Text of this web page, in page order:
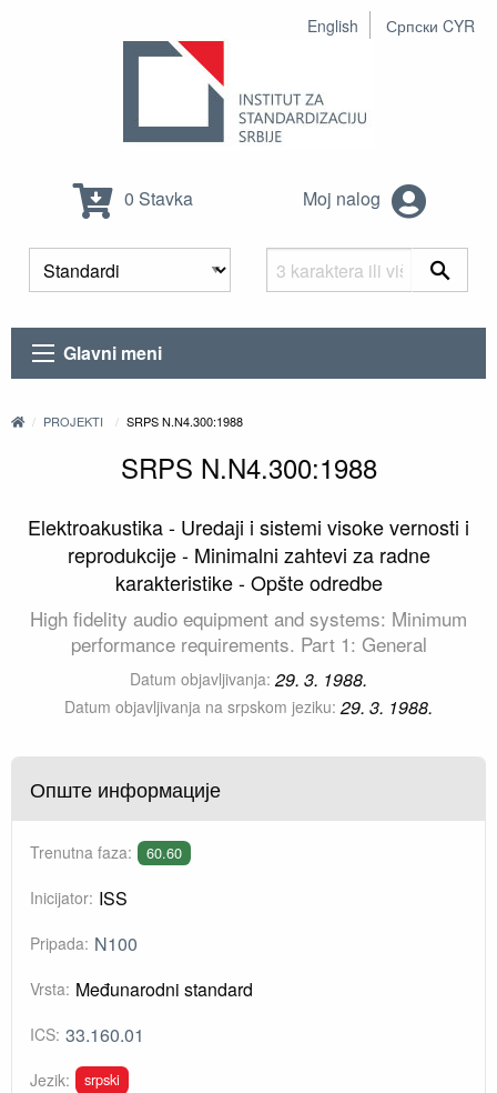
English Српски CYR
0 Stavka Moj nalog
Glavni meni
PROJEKTI SRPS N.N4.300:1988
SRPS N.N4.300:1988
Elektroakustika - Uredaji i sistemi visoke vernosti i
reprodukcije - Minimalni zahtevi za radne
karakteristike - Opšte odredbe
High fidelity audio equipment and systems: Minimum
performance requirements. Part 1: General
Datum objavljivanja: 29. 3. 1988.
Datum objavljivanja na srpskom jeziku: 29. 3. 1988.
Опште информације
Trenutna faza: 60.60
Inicijator: ISS
Pripada: N100
Vrsta: Međunarodni standard
ICS: 33.160.01
Jezik: srpski